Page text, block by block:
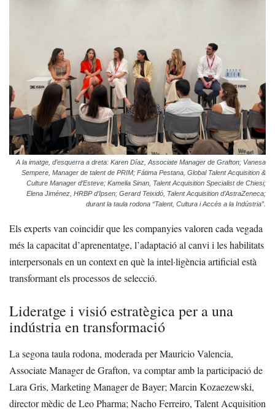
A la imatge, d’esquerra a dreta: Karen Díaz, Associate Manager de Grafton; Vanesa
Sempere, Manager de talent de PRIM; Fátima Pestana, Global Talent Acquisition &
Culture Manager d’Esteve; Kamelia Sinan, Talent Acquisition Specialist de Chiesi;
Elena Jiménez, HRBP d’Ipsen; Gerard Teixidó, Talent Acquisition d’AstraZeneca;
durant la taula rodona “Talent, Cultura i Accés a la Indústria”.
Els experts van coincidir que les companyies valoren cada vegada
més la capacitat d’aprenentatge, l’adaptació al canvi i les habilitats
interpersonals en un context en què la intel·ligència artificial està
transformant els processos de selecció.
Lideratge i visió estratègica per a una
indústria en transformació
La segona taula rodona, moderada per Mauricio Valencia,
Associate Manager de Grafton, va comptar amb la participació de
Lara Gris, Marketing Manager de Bayer; Marcin Kozaezewski,
director mèdic de Leo Pharma; Nacho Ferreiro, Talent Acquisition